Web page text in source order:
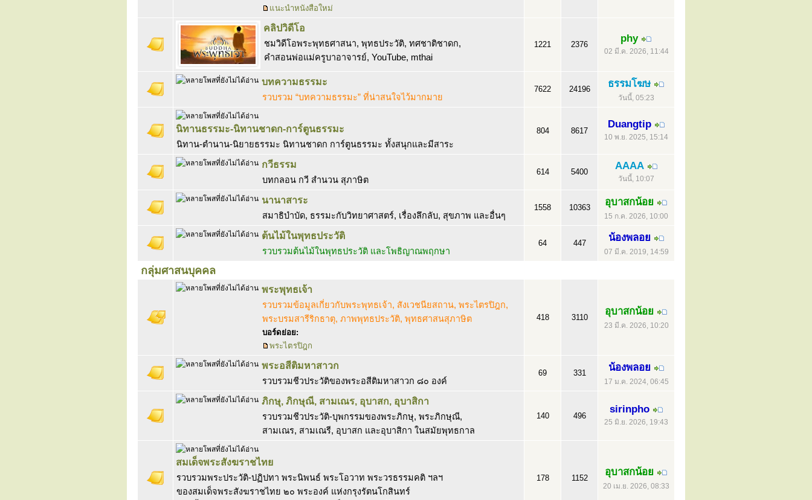
แนะนำหนังสือใหม่
คลิปวิดีโอ
ชมวิดีโอพระพุทธศาสนา, พุทธประวัติ, ทศชาติชาดก,
คำสอนพ่อแม่ครูบาอาจารย์, YouTube, mthai
1221 2376
phy
02 มี.ค. 2026, 11:44
บทความธรรมะ
รวบรวม “บทความธรรมะ” ที่น่าสนใจไว้มากมาย
7622 24196 ธรรมโฆษ
วันนี้, 05:23
นิทานธรรมะ-นิทานชาดก-การ์ตูนธรรมะ
นิทาน-ตำนาน-นิยายธรรมะ นิทานชาดก การ์ตูนธรรมะ ทั้งสนุกและมีสาระ
804 8617
Duangtip
10 พ.ย. 2025, 15:14
กวีธรรม
บทกลอน กวี สำนวน สุภาษิต
614 5400
AAAA
วันนี้, 10:07
นานาสาระ
สมาธิบำบัด, ธรรมะกับวิทยาศาสตร์, เรื่องลึกลับ, สุขภาพ และอื่นๆ
1558 10363 อุบาสกน้อย
15 ก.ค. 2026, 10:00
ต้นไม้ในพุทธประวัติ
รวบรวมต้นไม้ในพุทธประวัติ และโพธิญาณพฤกษา
64 447 น้องพลอย
07 มี.ค. 2019, 14:59
กลุ่มศาสนบุคคล
พระพุทธเจ้า
รวบรวมข้อมูลเกี่ยวกับพระพุทธเจ้า, สังเวชนียสถาน, พระไตรปิฎก,
พระบรมสารีริกธาตุ, ภาพพุทธประวัติ, พุทธศาสนสุภาษิต
บอร์ดย่อย:
พระไตรปิฎก
418 3110
อุบาสกน้อย
23 มี.ค. 2026, 10:20
พระอสีติมหาสาวก
รวบรวมชีวประวัติของพระอสีติมหาสาวก ๘๐ องค์
69 331 น้องพลอย
17 ม.ค. 2024, 06:45
ภิกษุ, ภิกษุณี, สามเณร, อุบาสก, อุบาสิกา
รวบรวมชีวประวัติ-บุพกรรมของพระภิกษุ, พระภิกษุณี,
สามเณร, สามเณรี, อุบาสก และอุบาสิกา ในสมัยพุทธกาล
140 496
sirinpho
25 มิ.ย. 2026, 19:43
สมเด็จพระสังฆราชไทย
รวบรวมพระประวัติ-ปฏิปทา พระนิพนธ์ พระโอวาท พระวรธรรมคติ ฯลฯ
ของสมเด็จพระสังฆราชไทย ๒๐ พระองค์ แห่งกรุงรัตนโกสินทร์
178 1152
อุบาสกน้อย
20 เม.ย. 2026, 08:33